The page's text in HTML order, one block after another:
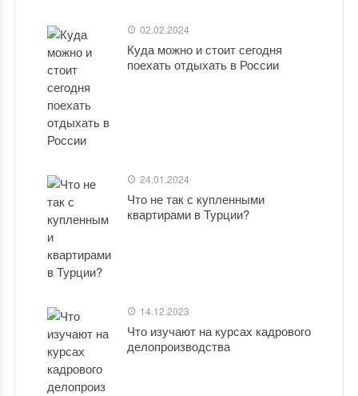
02.02.2024
Куда можно и стоит сегодня
поехать отдыхать в России
24.01.2024
Что не так с купленными
квартирами в Турции?
14.12.2023
Что изучают на курсах кадрового
делопроизводства